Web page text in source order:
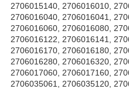
2706015140, 2706016010,
2706016040, 2706016041,
2706016060, 2706016080,
2706016122, 2706016141,
2706016170, 2706016180,
2706016280, 2706016320,
2706017060, 2706017160,
2706035061, 2706035120,